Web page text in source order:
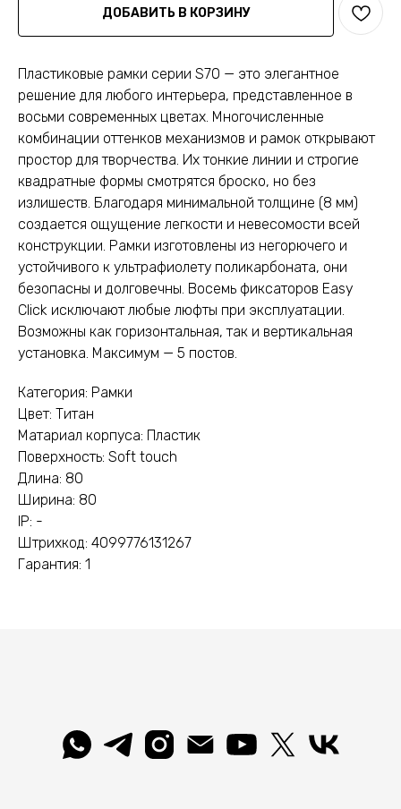
ДОБАВИТЬ В КОРЗИНУ
Пластиковые рамки серии S70 — это элегантное
решение для любого интерьера, представленное в
восьми современных цветах. Многочисленные
комбинации оттенков механизмов и рамок открывают
простор для творчества. Их тонкие линии и строгие
квадратные формы смотрятся броско, но без
излишеств. Благодаря минимальной толщине (8 мм)
создается ощущение легкости и невесомости всей
конструкции. Рамки изготовлены из негорючего и
устойчивого к ультрафиолету поликарбоната, они
безопасны и долговечны. Восемь фиксаторов Easy
Click исключают любые люфты при эксплуатации.
Возможны как горизонтальная, так и вертикальная
установка. Максимум — 5 постов.
Категория: Рамки
Цвет: Титан
Матариал корпуса: Пластик
Поверхность: Soft touch
Длина: 80
Ширина: 80
IP: -
Штрихкод: 4099776131267
Гарантия: 1